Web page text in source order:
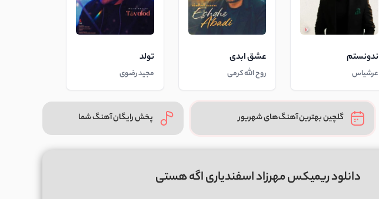
ندونستم
عرشیاس
عشق ابدی
روح الله کرمی
تولد
مجید رضوی
گلچین بهترین آهنگ‌های شهریور پخش رایگان آهنگ شما
دانلود ریمیکس مهرزاد اسفندیاری اگه هستی